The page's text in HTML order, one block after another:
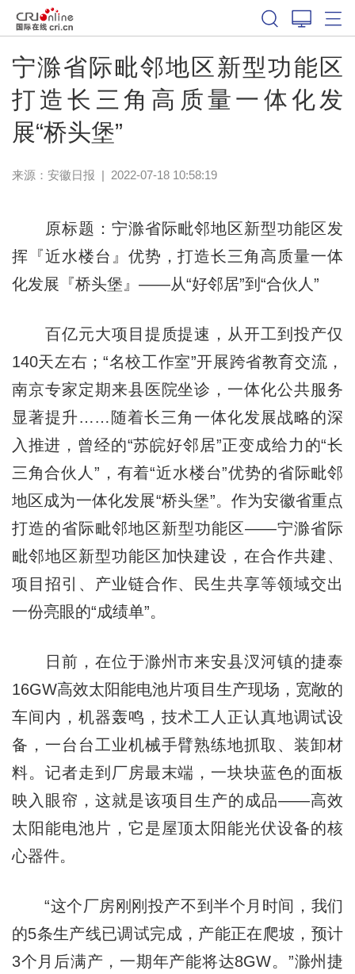
宁滁省际毗邻地区新型功能区
打造长三角高质量一体化发
展“桥头堡”
来源： 安徽日报 | 2022-07-18 10:58:19
原标题：宁滁省际毗邻地区新型功能区发
挥『近水楼台』优势，打造长三角高质量一体
化发展『桥头堡』——从“好邻居”到“合伙人”
百亿元大项目提质提速，从开工到投产仅
140天左右；“名校工作室”开展跨省教育交流，
南京专家定期来县医院坐诊，一体化公共服务
显著提升……随着长三角一体化发展战略的深
入推进，曾经的“苏皖好邻居”正变成给力的“长
三角合伙人”，有着“近水楼台”优势的省际毗邻
地区成为一体化发展“桥头堡”。作为安徽省重点
打造的省际毗邻地区新型功能区——宁滁省际
毗邻地区新型功能区加快建设，在合作共建、
项目招引、产业链合作、民生共享等领域交出
一份亮眼的“成绩单”。
日前，在位于滁州市来安县汊河镇的捷泰
16GW高效太阳能电池片项目生产现场，宽敞的
车间内，机器轰鸣，技术工人正认真地调试设
备，一台台工业机械手臂熟练地抓取、装卸材
料。记者走到厂房最末端，一块块蓝色的面板
映入眼帘，这就是该项目生产的成品——高效
太阳能电池片，它是屋顶太阳能光伏设备的核
心器件。
“这个厂房刚刚投产不到半个月时间，我们
的5条生产线已调试完成，产能正在爬坡，预计
3个月后满产，一期年产能将达8GW。”滁州捷